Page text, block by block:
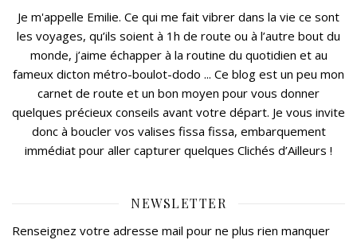
Je m'appelle Emilie. Ce qui me fait vibrer dans la vie ce sont
les voyages, qu’ils soient à 1h de route ou à l’autre bout du
monde, j’aime échapper à la routine du quotidien et au
fameux dicton métro-boulot-dodo ... Ce blog est un peu mon
carnet de route et un bon moyen pour vous donner
quelques précieux conseils avant votre départ. Je vous invite
donc à boucler vos valises fissa fissa, embarquement
immédiat pour aller capturer quelques Clichés d’Ailleurs !
NEWSLETTER
Renseignez votre adresse mail pour ne plus rien manquer